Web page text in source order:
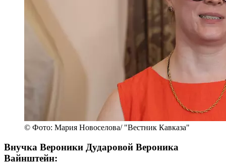
© Фото: Мария Новоселова/ "Вестник Кавказа"
Внучка Вероники Дударовой Вероника
Вайнштейн: